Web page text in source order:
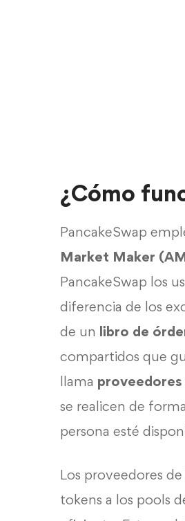
¿Cómo
PancakeSwap
Market Maker
PancakeSwap los
diferencia de los
de un libro de
compartidos que
llama proveedores
se realicen de
persona esté
Los proveedores
tokens a los pools